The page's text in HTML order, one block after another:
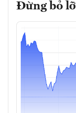
Đừng bỏ lỡ